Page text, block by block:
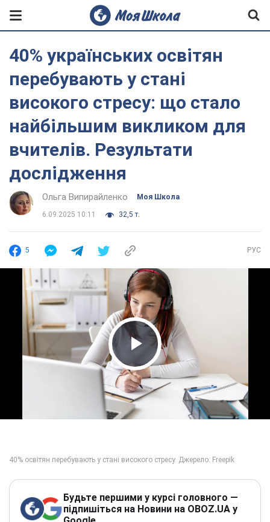
40% українських освітян
перебувають у стані
високого стресу: що стало
найбільшим викликом для
вчителів. Результати
дослідження
Ольга Випирайленко Моя Школа
6.09.2025 10:11 32,5 т.
5 РУС
Play Video
Будьте першими у курсі головного —
підпишіться на Новини на OBOZ.UA у